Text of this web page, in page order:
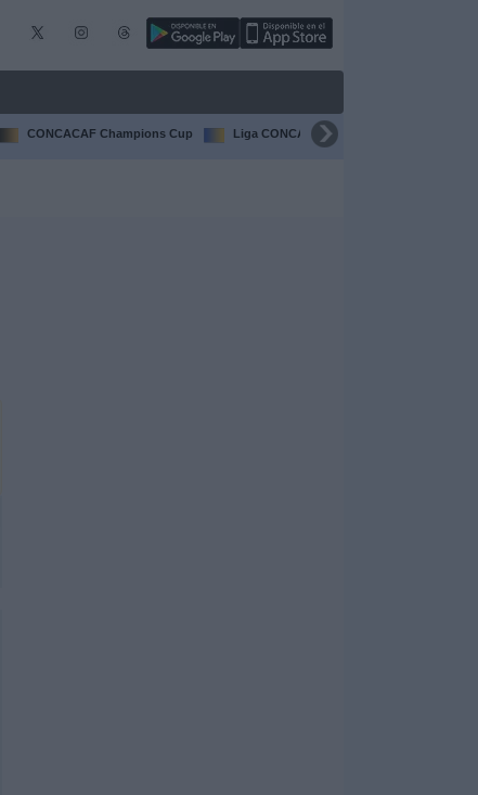
CONCACAF Champions Cup Liga CONCACAF